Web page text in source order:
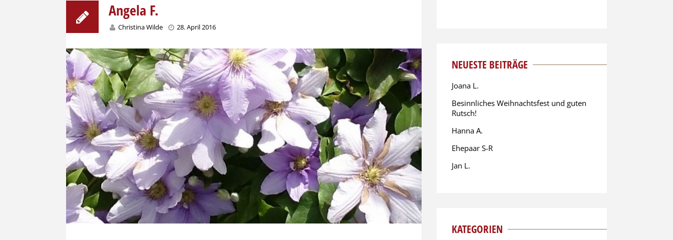
Angela F.
Christina Wilde 28. April 2016
NEUESTE BEITRÄGE
Joana L.
Besinnliches Weihnachtsfest und guten
Rutsch!
Hanna A.
Ehepaar S-R
Jan L.
KATEGORIEN